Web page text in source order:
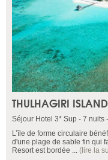
THULHAGIRI
Séjour Hotel 3* Sup - 7 nuits
L’île de forme circulaire
d'une plage de sable fin qui
Resort est bordée ... (lire la